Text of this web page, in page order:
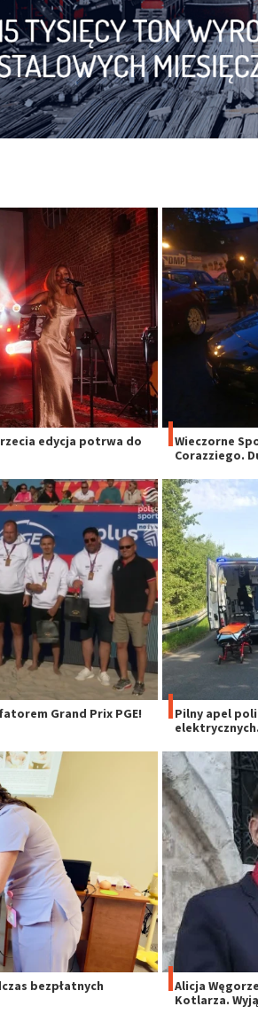
edycja potrwa do
Wieczorne
Corazziego.
Grand Prix PGE!
Pilny apel
bezpłatnych
Alicja
Kotlarza.